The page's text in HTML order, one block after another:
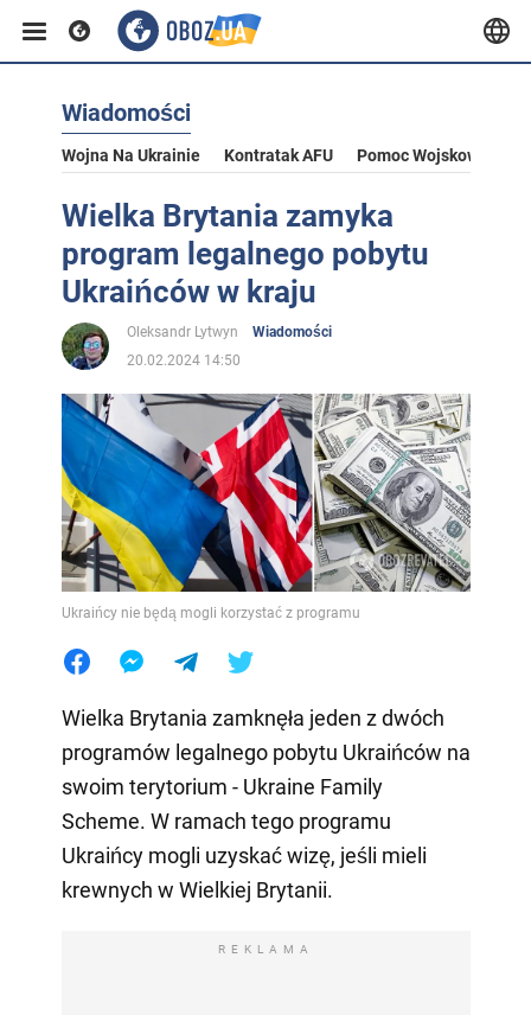
Wiadomości
Wojna Na Ukrainie Kontratak AFU Pomoc Wojskowa Dla
Wielka Brytania zamyka
program legalnego pobytu
Ukraińców w kraju
Oleksandr Lytwyn
Wiadomości
20.02.2024 14:50
Ukraińcy nie będą mogli korzystać z programu
Wielka Brytania zamknęła jeden z dwóch
programów legalnego pobytu Ukraińców na
swoim terytorium - Ukraine Family
Scheme. W ramach tego programu
Ukraińcy mogli uzyskać wizę, jeśli mieli
krewnych w Wielkiej Brytanii.
REKLAMA